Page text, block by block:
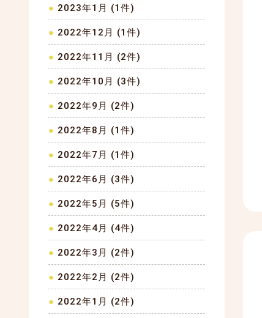
2023年1月 (1件)
2022年12月 (1件)
2022年11月 (2件)
2022年10月 (3件)
2022年9月 (2件)
2022年8月 (1件)
2022年7月 (1件)
2022年6月 (3件)
2022年5月 (5件)
2022年4月 (4件)
2022年3月 (2件)
2022年2月 (2件)
2022年1月 (2件)